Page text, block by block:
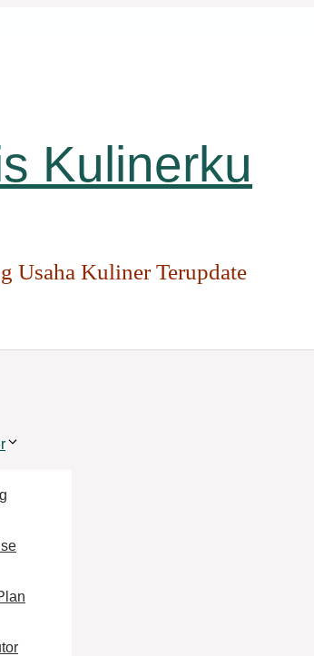
Kulinerku
Usaha Kuliner Terupdate